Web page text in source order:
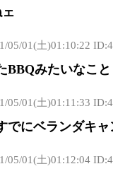
05/01(土)01:10:22
BBQみたいなこ
05/01(土)01:11:33
でにベランダキャ
05/01(土)01:12:04